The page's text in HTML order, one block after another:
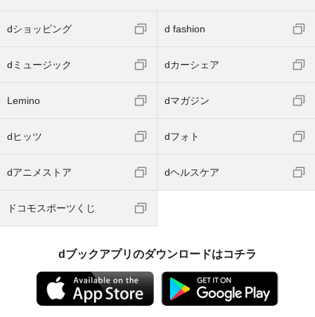
dショッピング d fashion
dミュージック dカーシェア
Lemino dマガジン
dヒッツ dフォト
dアニメストア dヘルスケア
ドコモスポーツくじ
dブックアプリのダウンロードはコチラ